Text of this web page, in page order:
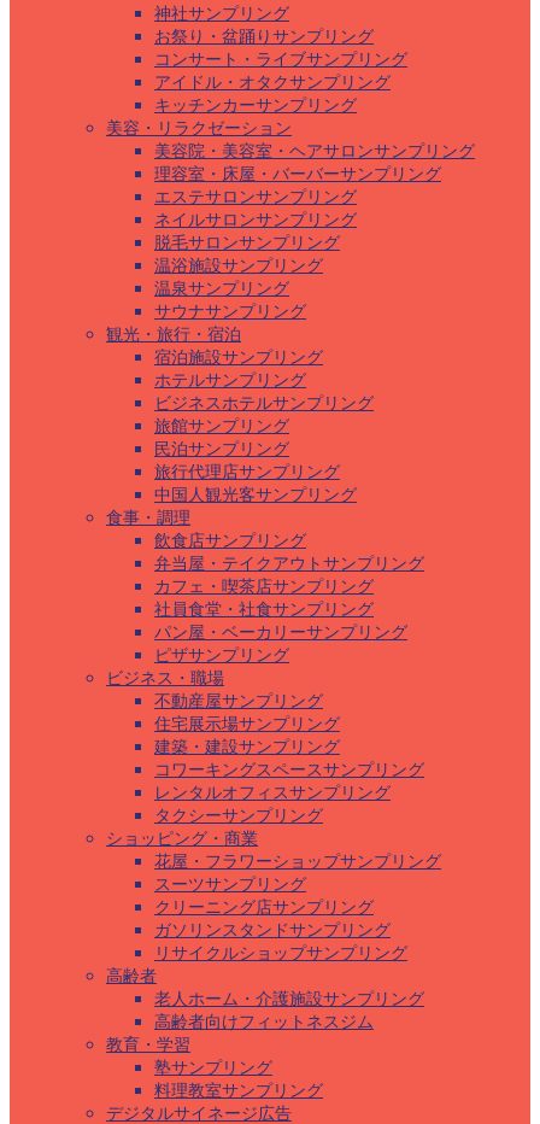
神社サンプリング
お祭り・盆踊りサンプリング
コンサート・ライブサンプリング
アイドル・オタクサンプリング
キッチンカーサンプリング
美容・リラクゼーション
美容院・美容室・ヘアサロンサンプリング
理容室・床屋・バーバーサンプリング
エステサロンサンプリング
ネイルサロンサンプリング
脱毛サロンサンプリング
温浴施設サンプリング
温泉サンプリング
サウナサンプリング
観光・旅行・宿泊
宿泊施設サンプリング
ホテルサンプリング
ビジネスホテルサンプリング
旅館サンプリング
民泊サンプリング
旅行代理店サンプリング
中国人観光客サンプリング
食事・調理
飲食店サンプリング
弁当屋・テイクアウトサンプリング
カフェ・喫茶店サンプリング
社員食堂・社食サンプリング
パン屋・ベーカリーサンプリング
ピザサンプリング
ビジネス・職場
不動産屋サンプリング
住宅展示場サンプリング
建築・建設サンプリング
コワーキングスペースサンプリング
レンタルオフィスサンプリング
タクシーサンプリング
ショッピング・商業
花屋・フラワーショップサンプリング
スーツサンプリング
クリーニング店サンプリング
ガソリンスタンドサンプリング
リサイクルショップサンプリング
高齢者
老人ホーム・介護施設サンプリング
高齢者向けフィットネスジム
教育・学習
塾サンプリング
料理教室サンプリング
デジタルサイネージ広告